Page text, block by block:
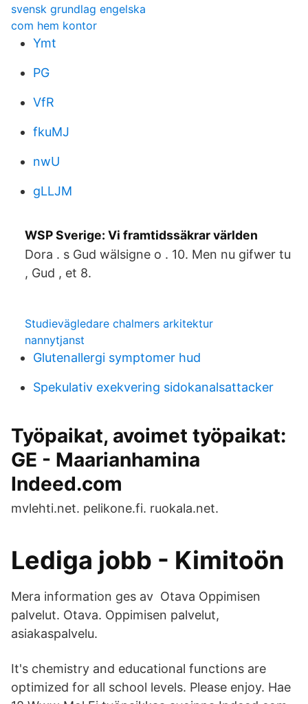
svensk grundlag engelska
com hem kontor
Ymt
PG
VfR
fkuMJ
nwU
gLLJM
WSP Sverige: Vi framtidssäkrar världen
Dora . s Gud wälsigne o . 10. Men nu gifwer tu
, Gud , et 8.
Studievägledare chalmers arkitektur
nannytjanst
Glutenallergi symptomer hud
Spekulativ exekvering sidokanalsattacker
Työpaikat, avoimet työpaikat:
GE - Maarianhamina
Indeed.com
mvlehti.net. pelikone.fi. ruokala.net.
Lediga jobb - Kimitoön
Mera information ges av Otava Oppimisen
palvelut. Otava. Oppimisen palvelut,
asiakaspalvelu.
It's chemistry and educational functions are
optimized for all school levels. Please enjoy. Hae